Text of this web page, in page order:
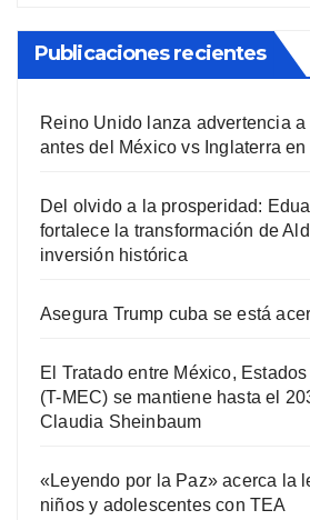
Publicaciones recientes
Reino Unido lanza advertencia
antes del México vs Inglaterra
Del olvido a la prosperidad:
fortalece la transformación de
inversión histórica
Asegura Trump cuba se está
El Tratado entre México,
(T-MEC) se mantiene hasta el
Claudia Sheinbaum
«Leyendo por la Paz» acerca la
niños y adolescentes con TEA